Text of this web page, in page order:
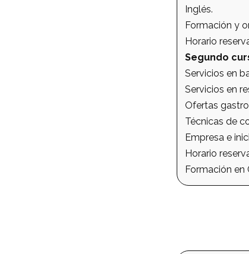
Inglés.
Formación y
Horario
Segundo
Servicios en
Servicios en
Ofertas
Técnicas de
Empresa e
Horario
Formación en